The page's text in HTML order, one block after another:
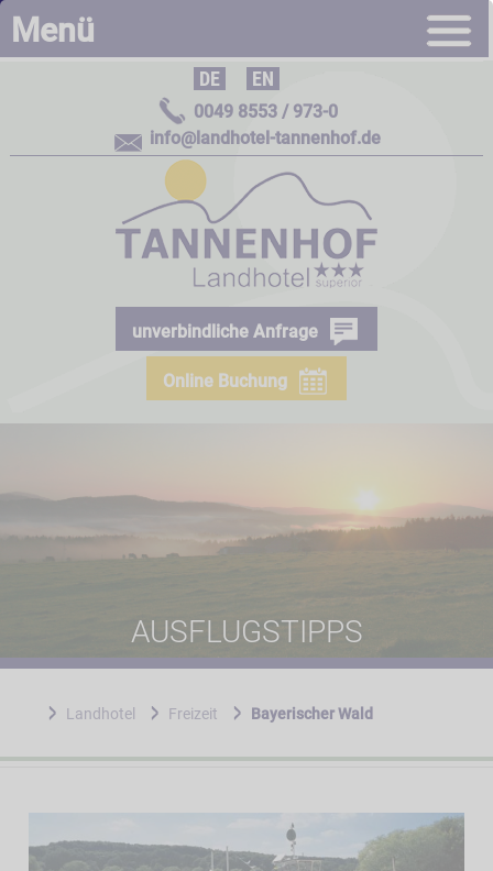
0049 8553 / 973-0
info@landhotel-tannenhof.de
unverbindliche Anfrage
Online Buchung
DE EN
Menü
AUSFLUGSTIPPS
Landhotel Freizeit Bayerischer Wald